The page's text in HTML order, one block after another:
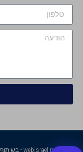
webisrael.net - בשיתוף עם וובישראל - אתר במחיר האטרקטיבי בישראל